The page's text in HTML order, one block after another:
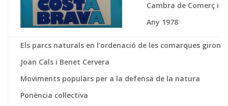
Cambra de Comerç i
Any 1978
Els parcs naturals en l’ordenació de les comarques
Joan Cals i Benet Cervera
Moviments populars per a la defensa de la natura
Ponència col·lectiva